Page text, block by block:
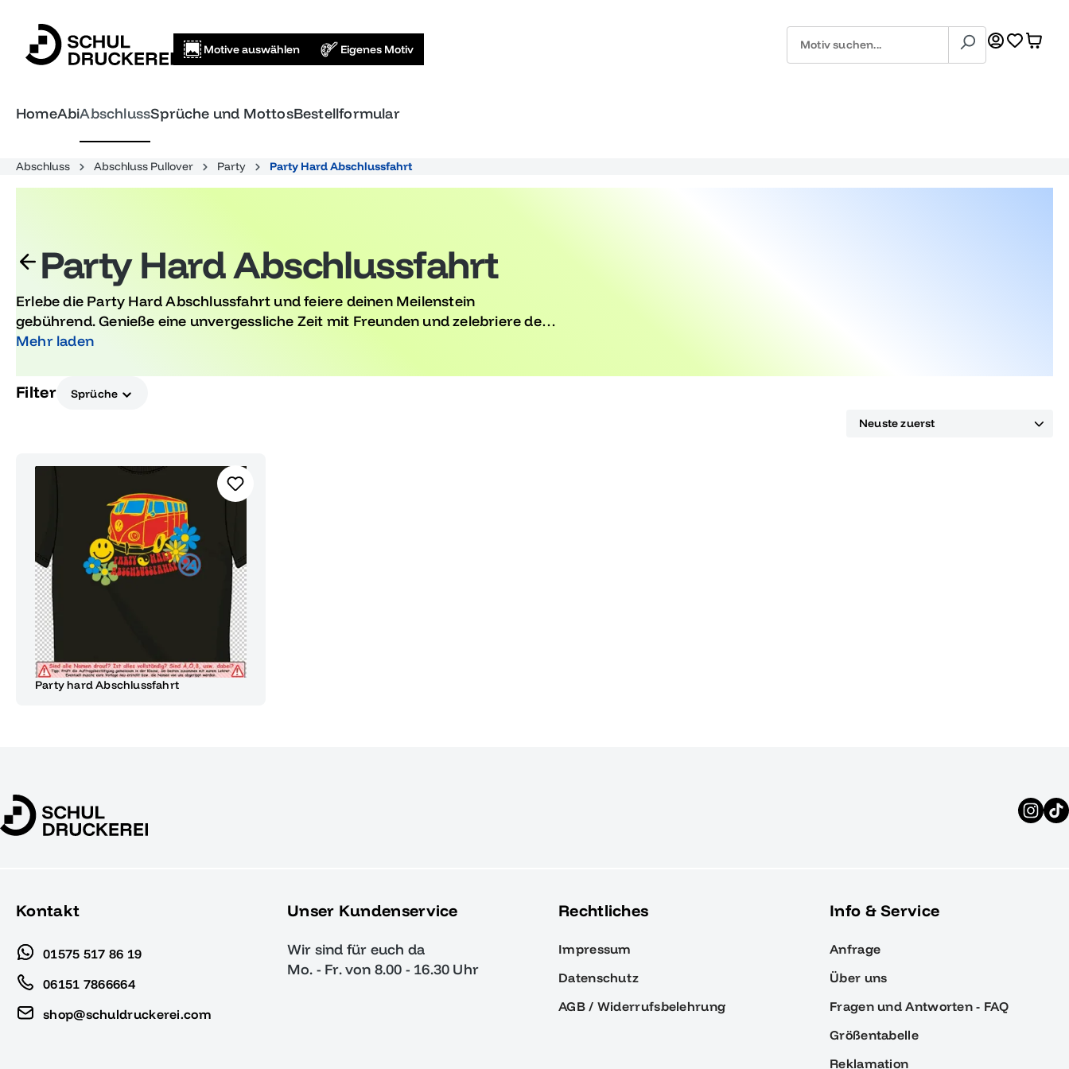
Motive auswählen Eigenes Motiv
HomeAbiAbschlussSprüche und MottosBestellformular
Abschluss Abschluss Pullover Party Party Hard Abschlussfahrt
Party Hard Abschlussfahrt
Erlebe die Party Hard Abschlussfahrt und feiere deinen Meilenstein
gebührend. Genieße eine unvergessliche Zeit mit Freunden und zelebriere dein
Abitur mit Stil. Lass die Schulzeit ausgelassen hinter dir und starte in ein neues
Mehr laden
Filter Sprüche
Party hard Abschlussfahrt
Kontakt
01575 517 86 19
06151 7866664
shop@schuldruckerei.com
Unser Kundenservice
Wir sind für euch da
Mo. - Fr. von 8.00 - 16.30 Uhr
Rechtliches
Impressum
Datenschutz
AGB / Widerrufsbelehrung
Info & Service
Anfrage
Über uns
Fragen und Antworten - FAQ
Größentabelle
Reklamation